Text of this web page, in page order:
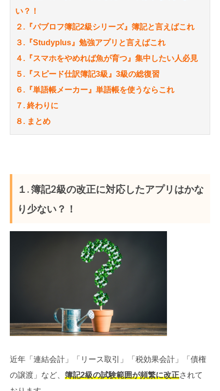
い？！
２.『パブロフ簿記2級シリーズ』簿記と言えばこれ
３.『Studyplus』勉強アプリと言えばこれ
４.『スマホをやめれば魚が育つ』集中したい人必見
５.『スピード仕訳簿記3級』3級の総復習
６.『単語帳メーカー』単語帳を使うならこれ
７. 終わりに
８. まとめ
１. 簿記2級の改正に対応したアプリはかな
り少ない？！
近年「連結会計」「リース取引」「税効果会計」「債権
の譲渡」など、 簿記2級の試験範囲が頻繁に改正されて